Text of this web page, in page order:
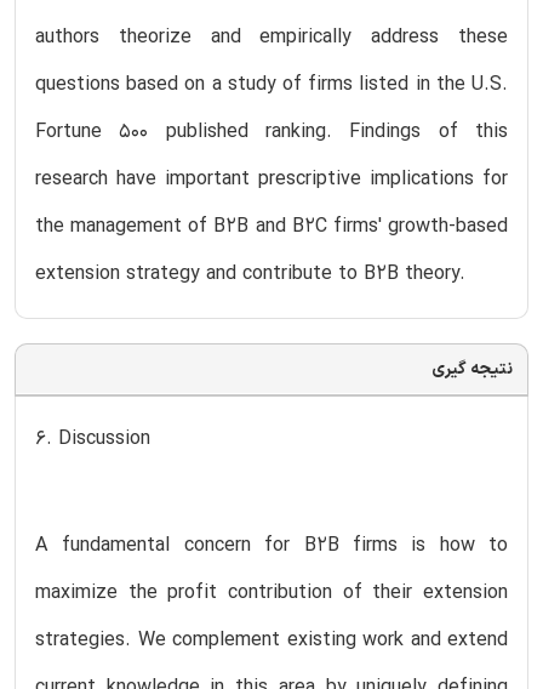
authors theorize and empirically address these
questions based on a study of firms listed in the U.S.
Fortune 500 published ranking. Findings of this
research have important prescriptive implications for
the management of B2B and B2C firms' growth-based
extension strategy and contribute to B2B theory.
نتیجه گیری
6. Discussion
A fundamental concern for B2B firms is how to
maximize the profit contribution of their extension
strategies. We complement existing work and extend